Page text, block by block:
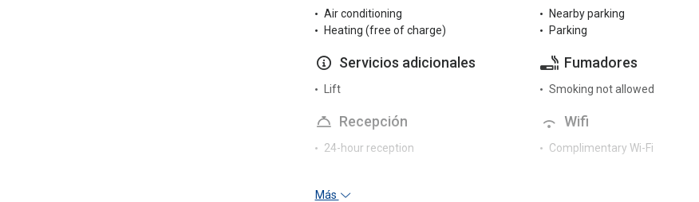
Air conditioning
Heating (free of charge)
Servicios adicionales
Lift
Recepción
24-hour reception
Nearby parking
Parking
Fumadores
Smoking not allowed
Wifi
Complimentary Wi-Fi
Más